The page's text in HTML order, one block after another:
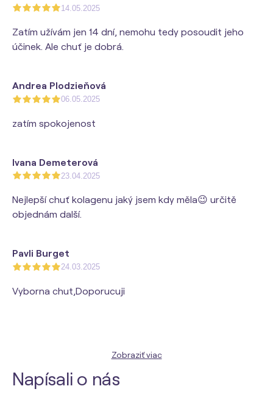
14.05.2025
Zatím užívám jen 14 dní, nemohu tedy posoudit jeho
účinek. Ale chuť je dobrá.
Andrea Plodzieňová
06.05.2025
zatím spokojenost
Ivana Demeterová
23.04.2025
Nejlepší chuť kolagenu jaký jsem kdy měla😉 určitě
objednám další.
Pavli Burget
24.03.2025
Vyborna chut,Doporucuji
Zobraziť viac
Napísali o nás